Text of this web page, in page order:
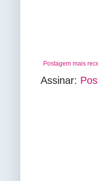
Postagem mais
Assinar: